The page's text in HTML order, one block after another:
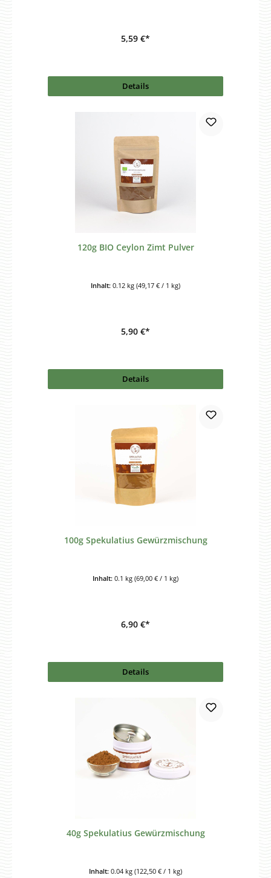
5,59 €*
Details
120g BIO Ceylon Zimt Pulver
Inhalt: 0.12 kg (49,17 € / 1 kg)
5,90 €*
Details
100g Spekulatius Gewürzmischung
Inhalt: 0.1 kg (69,00 € / 1 kg)
6,90 €*
Details
40g Spekulatius Gewürzmischung
Inhalt: 0.04 kg (122,50 € / 1 kg)